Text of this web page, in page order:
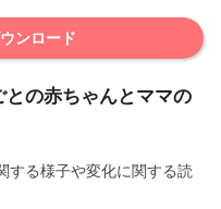
ンロード
との赤ちゃんとママの
する様子や変化に関する読